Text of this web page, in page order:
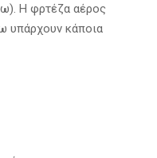
Η φρτέζα αέρος
υπάρχουν κάποια